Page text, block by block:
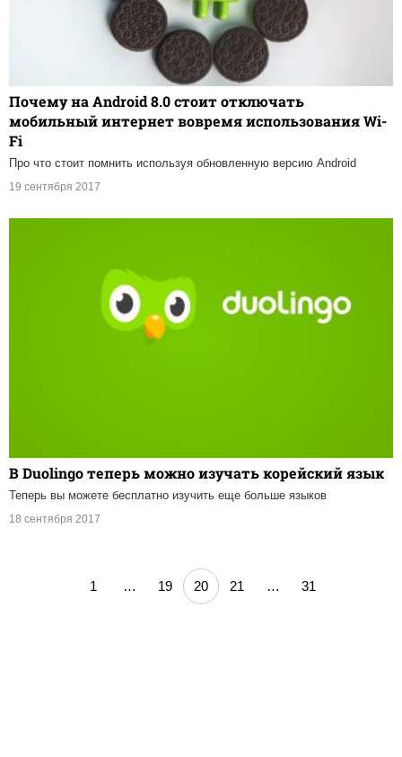
Почему на Android 8.0 стоит отключать
мобильный интернет вовремя использования Wi-
Fi
Про что стоит помнить используя обновленную версию Android
19 сентября 2017
В Duolingo теперь можно изучать корейский язык
Теперь вы можете бесплатно изучить еще больше языков
18 сентября 2017
1 … 19 20 21 … 31